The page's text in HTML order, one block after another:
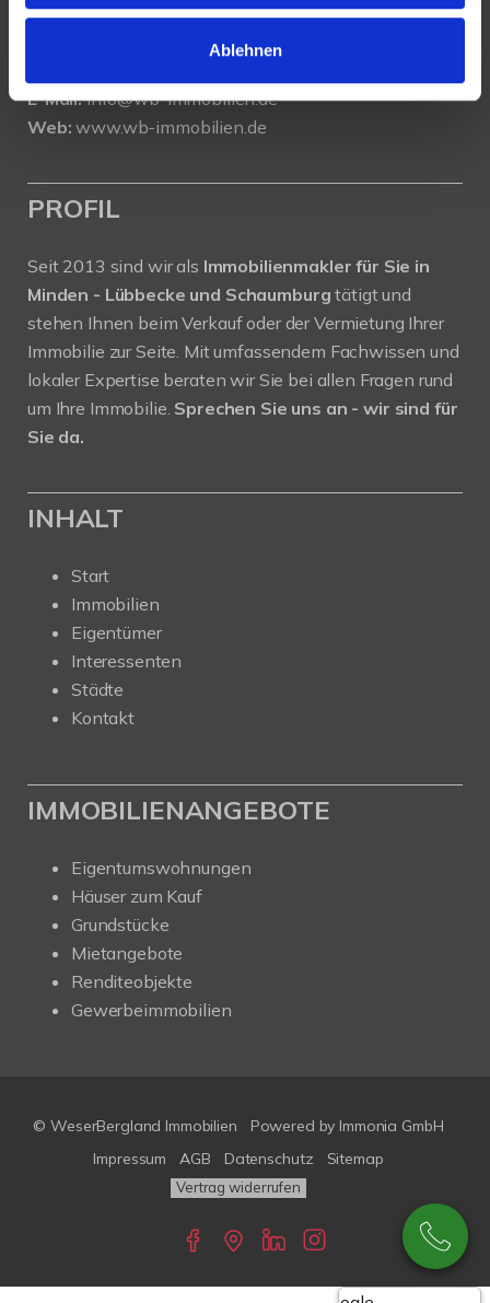
Ablehnen
Tel.:0571 - 597 265 17
0571 - 870 490 05
E-Mail:info@wb-immobilien.de
Web: www.wb-immobilien.de
PROFIL
Seit 2013 sind wir als Immobilienmakler für Sie in
Minden - Lübbecke und Schaumburgtätigt und
stehen Ihnen beim Verkauf oder der Vermietung Ihrer
Immobilie zur Seite. Mit umfassendem Fachwissen und
lokaler Expertise beraten wir Sie bei allen Fragen rund
um Ihre Immobilie. Sprechen Sie uns an - wir sind für
Sie da.
INHALT
Start
Immobilien
Eigentümer
Interessenten
Städte
Kontakt
IMMOBILIENANGEBOTE
Eigentumswohnungen
Häuser zum Kauf
Grundstücke
Mietangebote
Renditeobjekte
Gewerbeimmobilien
© WeserBergland Immobilien Powered by Immonia GmbH
Impressum
AGB Datenschutz Sitemap
Vertrag widerrufen